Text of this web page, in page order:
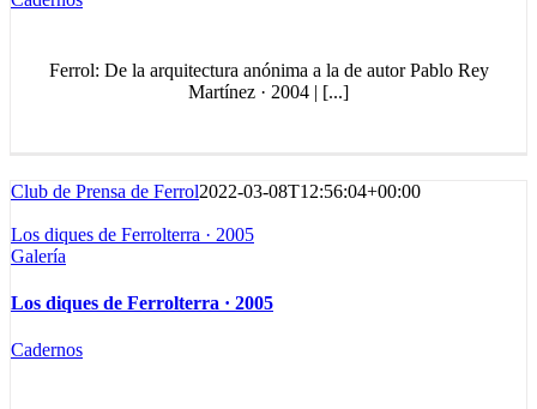
Ferrol: De la arquitectura anónima a la de autor Pablo Rey
Martínez · 2004 | [...]
Club de Prensa de Ferrol2022-03-08T12:56:04+00:00
Los diques de Ferrolterra · 2005
Galería
Los diques de Ferrolterra · 2005
Cadernos